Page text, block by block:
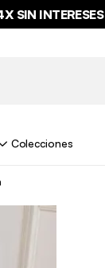
SIN INTERESES
Colecciones